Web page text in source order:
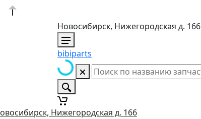
Новосибирск, Нижегородская д. 166
bibiparts
Нижегородская д. 166